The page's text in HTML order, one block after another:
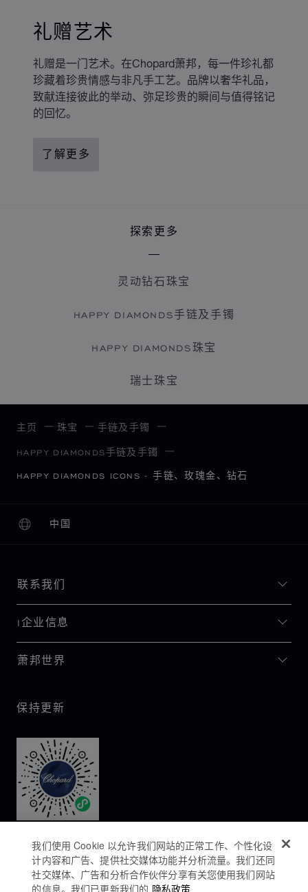
礼赠艺术
礼赠是一门艺术。在Chopard萧邦，每一件珍礼都
珍藏着珍贵情感与非凡手工艺。品牌以奢华礼品，
致献连接彼此的举动、弥足珍贵的瞬间与值得铭记
的回忆。
了解更多
探索更多
灵动钻石珠宝
HAPPY DIAMONDS手链及手镯
HAPPY DIAMONDS珠宝
瑞士珠宝
主页 珠宝 手链及手镯
HAPPY DIAMONDS手链及手镯
HAPPY DIAMONDS ICONS - 手链、玫瑰金、钻石
中国
本地化（更改国家/地区）
更改国家/地区
联系我们
I企业信息
萧邦世界
保持更新
我们使用 Cookie 以允许我们网站的正常工作、个性化设
计内容和广告、提供社交媒体功能并分析流量。我们还同
社交媒体、广告和分析合作伙伴分享有关您使用我们网站
的信息。我们已更新我们的 隐私政策